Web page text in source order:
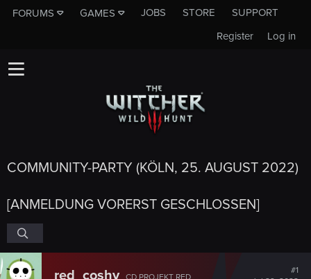
FORUMS GAMES JOBS STORE
SUPPORT
Log in
Register
COMMUNITY-PARTY (KÖLN, 25. AUGUST 2022)
[ANMELDUNG VORERST GESCHLOSSEN]
red_coshy
#1